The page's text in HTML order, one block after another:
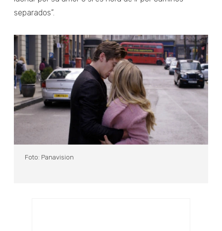
separados”.
Foto: Panavision